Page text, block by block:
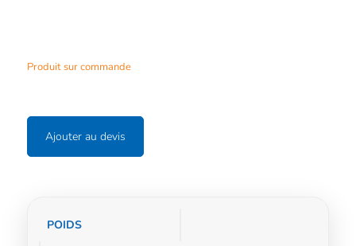
Produit sur commande
Ajouter au devis
Informations
POIDS